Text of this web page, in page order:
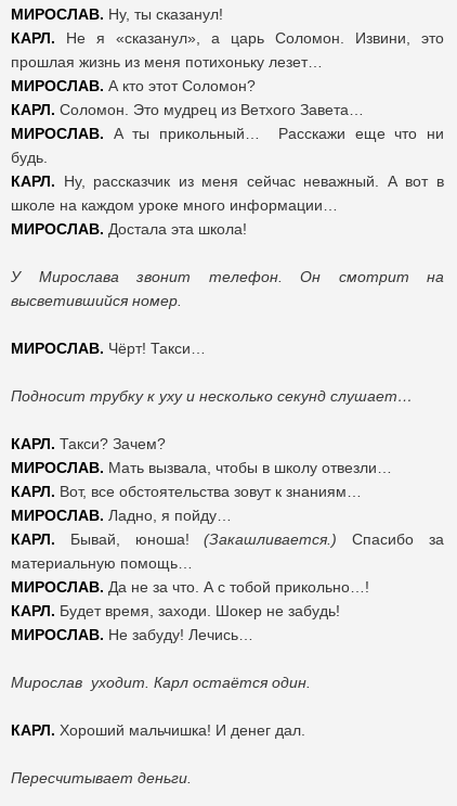
МИРОСЛАВ. Ну, ты сказанул!
КАРЛ. Не я «сказанул», а царь Соломон. Извини, это
прошлая жизнь из меня потихоньку лезет…
МИРОСЛАВ. А кто этот Соломон?
КАРЛ. Соломон. Это мудрец из Ветхого Завета…
МИРОСЛАВ. А ты прикольный… Расскажи еще что ни
будь.
КАРЛ. Ну, рассказчик из меня сейчас неважный. А вот в
школе на каждом уроке много информации…
МИРОСЛАВ. Достала эта школа!
У Мирослава звонит телефон. Он смотрит на
высветившийся номер.
МИРОСЛАВ. Чёрт! Такси…
Подносит трубку к уху и несколько секунд слушает…
КАРЛ. Такси? Зачем?
МИРОСЛАВ. Мать вызвала, чтобы в школу отвезли…
КАРЛ. Вот, все обстоятельства зовут к знаниям…
МИРОСЛАВ. Ладно, я пойду…
КАРЛ. Бывай, юноша!(Закашливается.) Спасибо за
материальную помощь…
МИРОСЛАВ. Да не за что. А с тобой прикольно…!
КАРЛ. Будет время, заходи. Шокер не забудь!
МИРОСЛАВ. Не забуду! Лечись…
Мирослав уходит. Карл остаётся один.
КАРЛ. Хороший мальчишка! И денег дал.
Пересчитывает деньги.